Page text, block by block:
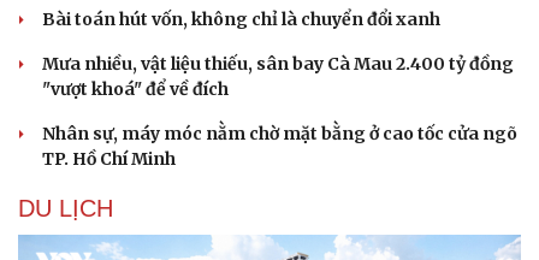
Bài toán hút vốn, không chỉ là chuyển đổi xanh
Mưa nhiều, vật liệu thiếu, sân bay Cà Mau 2.400 tỷ đồng
"vượt khoá" để về đích
Nhân sự, máy móc nằm chờ mặt bằng ở cao tốc cửa ngõ
TP. Hồ Chí Minh
DU LỊCH